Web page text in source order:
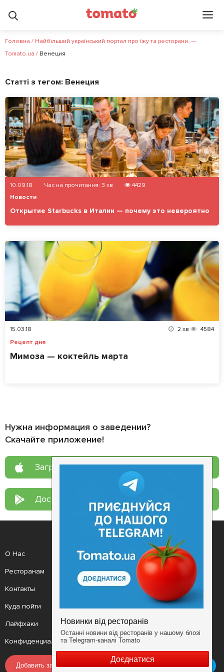
Головна / Найбільший український портал про їжу та ресторани. —
Tomato.ua / Венеция
Статті з тегом: Венеция
10.09.18 Час на прочитання: 3 хв
4429
Новости
Открытие Starbucks в Италии — почему это невероятно
15.03.18 2 хв
4584
Рецепт дня
Мимоза — коктейль марта
Нужна информация о заведении?
Скачайте приложение!
Загрузите в App Store
Доступно в Google Play
О Нас
Ресторанам
Контакты
Куда пойти
Лайфхаки
Конфиденциальность
Рецепт дня
Новости
Анонсы
Мобильное приложение
Условия
Добавить заведение